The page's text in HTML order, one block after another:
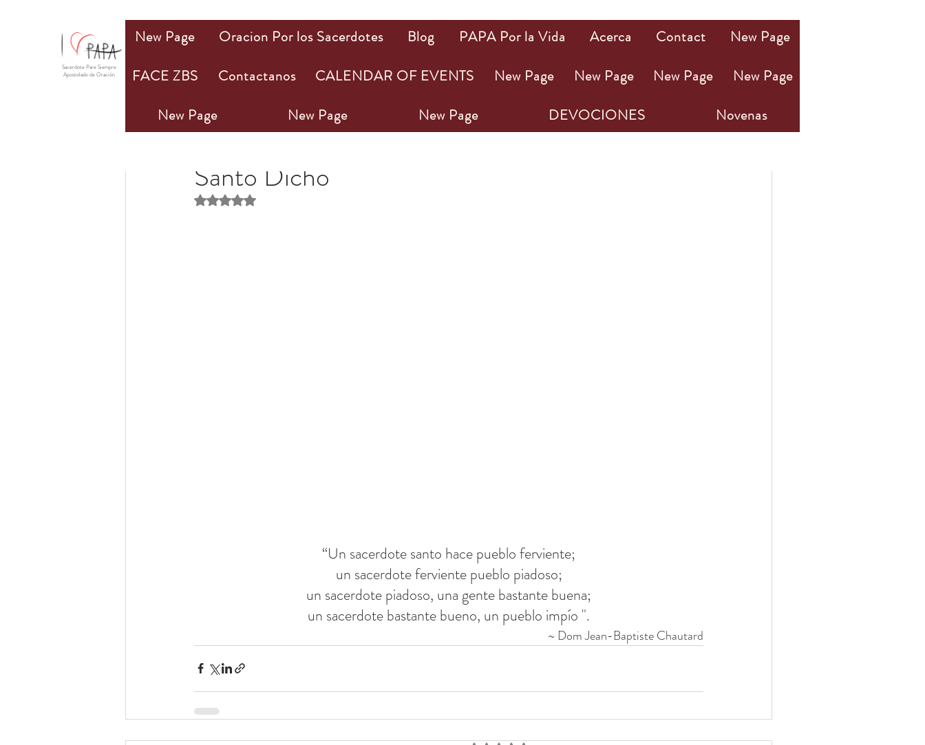
Santo Dicho
Obtuvo NaN de 5 estrellas.
“Un sacerdote santo hace pueblo ferviente;
un sacerdote ferviente pueblo piadoso;
un sacerdote piadoso, una gente bastante buena;
un sacerdote bastante bueno, un pueblo impío ".
~ Dom Jean-Baptiste Chautard
New Page Oracion Por los Sacerdotes Blog PAPA Por la Vida Acerca Contact
New Page
FACE ZBS
Contactanos CALENDAR OF EVENTS New Page New Page New Page
New Page
New Page
New Page New Page DEVOCIONES Novenas
Sacerdote Pare Siempre
Apostolado de Oración